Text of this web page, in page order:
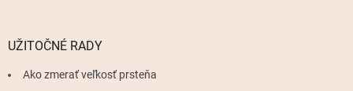
UŽITOČNÉ RADY
Ako zmerať veľkosť prsteňa